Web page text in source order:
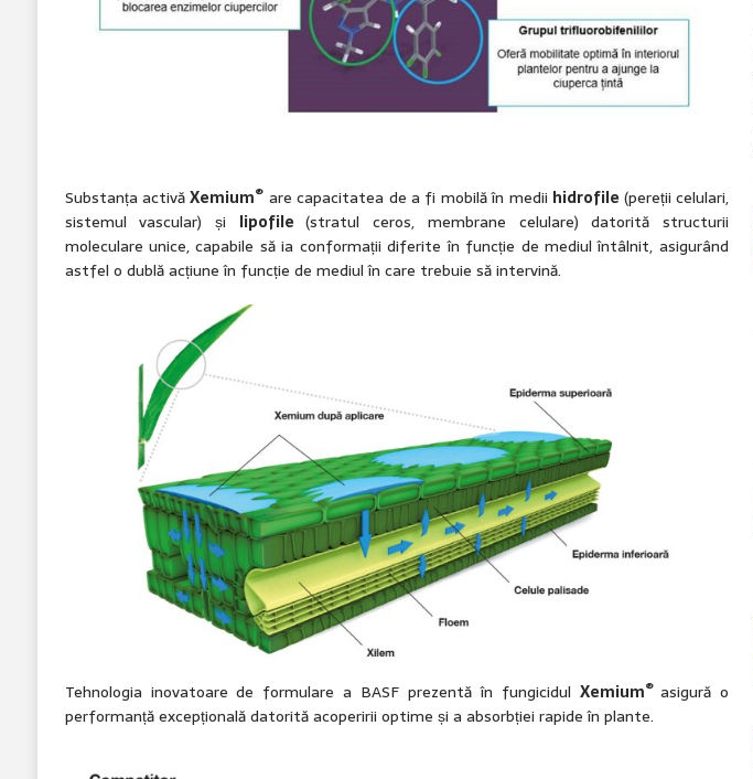
Substanța activăXemium® are capacitatea de a fi mobilă în medii hidrofile (pereții celulari,
sistemul vascular) și lipofile(stratul ceros, membrane celulare) datorită structurii
moleculare unice, capabile să ia conformații diferite în funcție de mediul întâlnit, asigurând
astfel o dublă acțiune în funcție de mediul în care trebuie să intervină.
Tehnologia inovatoare de formulare a BASF prezentă în fungicidulXemium® asigură o
performanță excepțională datorită acoperirii optime și a absorbției rapide în plante.